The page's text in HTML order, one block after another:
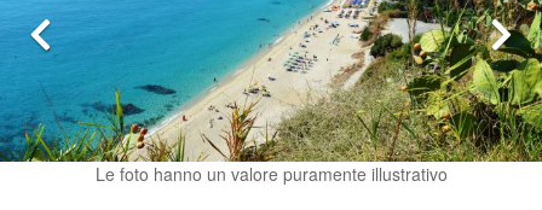
Le foto hanno un valore puramente illustrativo